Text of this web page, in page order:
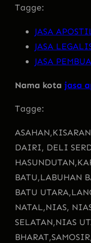
Tagge:
JASA
JASA
JASA
Nama kota jasa
Tagge:
ASAHAN,
DAIRI, DELI
HASUNDUTAN,
BATU,LABUHAN
BATU UTARA,
NATAL,NIAS,
SELATAN,NIAS
BHARAT,